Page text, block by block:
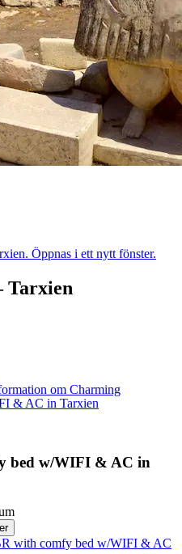
Öppnas i ett nytt fönster.
Tarxien
om Charming
& AC in Tarxien
bed w/WIFI & AC in
with comfy bed w/WIFI & AC